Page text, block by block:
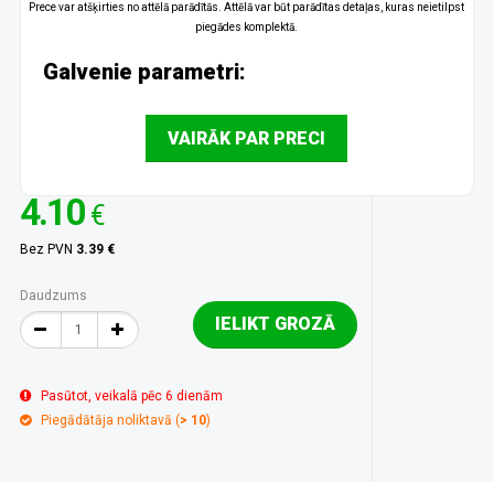
Prece var atšķirties no attēlā parādītās. Attēlā var būt parādītas detaļas, kuras neietilpst
piegādes komplektā.
Galvenie parametri:
VAIRĀK PAR PRECI
4.10 €
Bez PVN 3.39 €
Daudzums
IELIKT GROZĀ
Pasūtot, veikalā pēc 6 dienām
Piegādātāja noliktavā (> 10)